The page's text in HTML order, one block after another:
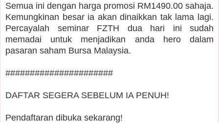
Semua ini dengan harga promosi RM1490.00 sahaja.
Kemungkinan besar ia akan dinaikkan tak lama lagi.
Percayalah seminar FZTH dua hari ini sudah
memadai untuk menjadikan anda hero dalam
pasaran saham Bursa Malaysia.
######################
DAFTAR SEGERA SEBELUM IA PENUH!
Pendaftaran dibuka sekarang!